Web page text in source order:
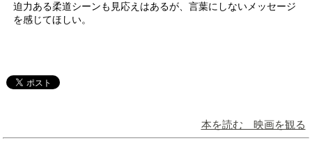
迫力ある柔道シーンも見応えはあるが、言葉にしないメッセージ
を感じてほしい。
本を読む 映画を観る